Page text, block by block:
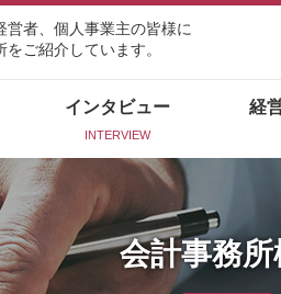
営者、個人事業主の皆様に
をご紹介しています。
インタビュー
INTERVIEW
経
会計事務所